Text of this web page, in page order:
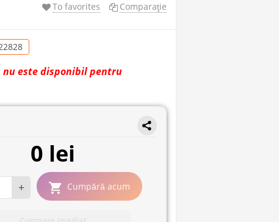
To favorites Comparaţie
nu este disponibil pentru
0 lei
+ Cumpără acum